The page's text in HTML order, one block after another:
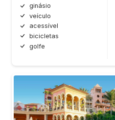
ginásio
veículo
acessível
bicicletas
golfe